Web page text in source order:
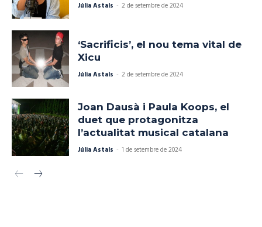
Júlia Astals - 2 de setembre de 2024
‘Sacrificis’, el nou tema vital de
Xicu
Júlia Astals - 2 de setembre de 2024
Joan Dausà i Paula Koops, el
duet que protagonitza
l’actualitat musical catalana
Júlia Astals - 1 de setembre de 2024